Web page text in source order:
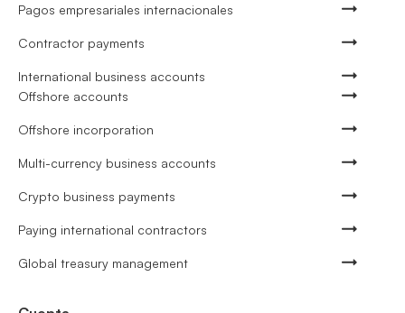
Pagos empresariales internacionales
Contractor payments
International business accounts
Offshore accounts
Offshore incorporation
Multi-currency business accounts
Crypto business payments
Paying international contractors
Global treasury management